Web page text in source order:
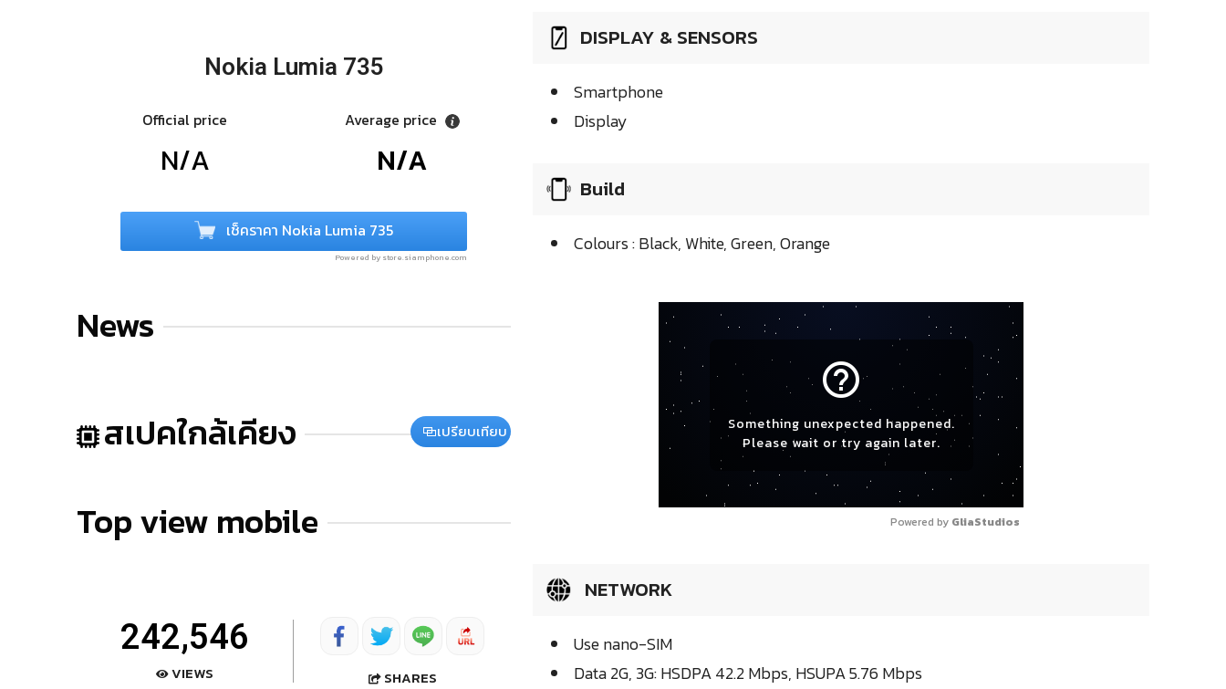
Nokia Lumia 735
Official price
N/A
Average price
N/A
เช็คราคา Nokia Lumia 735
Powered by store.siamphone.com
News
สเปคใกล้เคียง เปรียบเทียบ
Top view mobile
242,546
VIEWS SHARES
DISPLAY & SENSORS
Smartphone
Display
Build
Colours : Black, White, Green, Orange
help_outline
Something unexpected happened.
Please wait or try again later.
Powered by GliaStudios
NETWORK
Use nano-SIM
Data 2G, 3G: HSDPA 42.2 Mbps, HSUPA 5.76 Mbps